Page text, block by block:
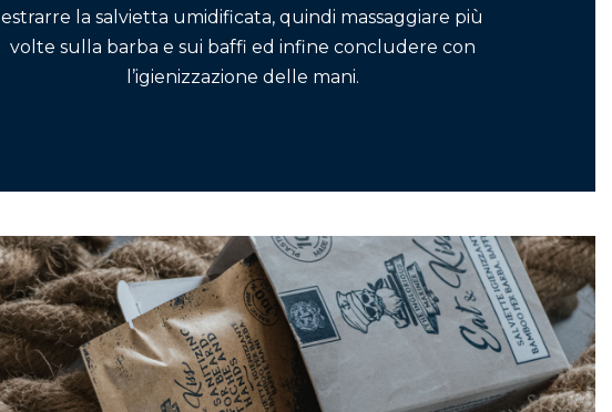
estrarre la salvietta umidificata, quindi massaggiare più
volte sulla barba e sui baffi ed infine concludere con
l’igienizzazione delle mani.